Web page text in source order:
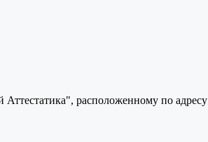
расположенному по адресу